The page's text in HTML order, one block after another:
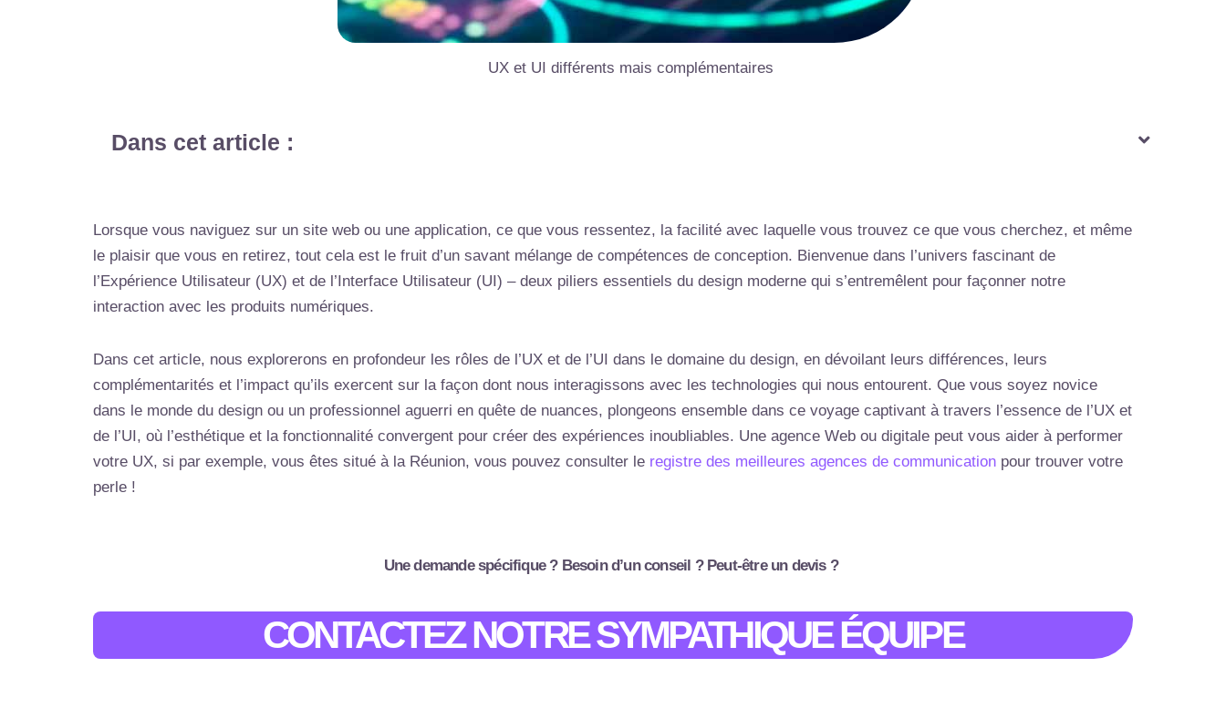
UX et UI différents mais complémentaires
Dans cet article :
Lorsque vous naviguez sur un site web ou une application, ce que vous ressentez, la facilité avec laquelle vous trouvez ce que vous cherchez, et même
le plaisir que vous en retirez, tout cela est le fruit d’un savant mélange de compétences de conception. Bienvenue dans l’univers fascinant de
l’Expérience Utilisateur (UX) et de l’Interface Utilisateur (UI) – deux piliers essentiels du design moderne qui s’entremêlent pour façonner notre
interaction avec les produits numériques.
Dans cet article, nous explorerons en profondeur les rôles de l’UX et de l’UI dans le domaine du design, en dévoilant leurs différences, leurs
complémentarités et l’impact qu’ils exercent sur la façon dont nous interagissons avec les technologies qui nous entourent. Que vous soyez novice
dans le monde du design ou un professionnel aguerri en quête de nuances, plongeons ensemble dans ce voyage captivant à travers l’essence de l’UX et
de l’UI, où l’esthétique et la fonctionnalité convergent pour créer des expériences inoubliables. Une agence Web ou digitale peut vous aider à performer
votre UX, si par exemple, vous êtes situé à la Réunion, vous pouvez consulter le registre des meilleures agences de communication pour trouver votre
perle !
Une demande spécifique ? Besoin d’un conseil ? Peut-être un devis ?
CONTACTEZ NOTRE SYMPATHIQUE ÉQUIPE